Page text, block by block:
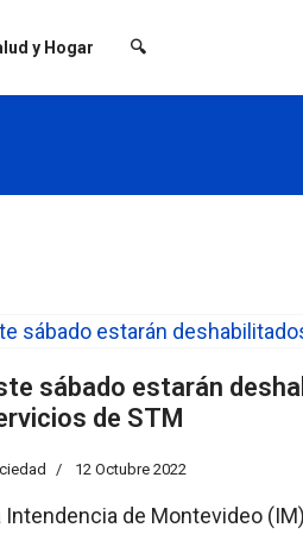
y Hogar 🔍
sábado estarán
de STM
12 Octubre 2022
Intendencia de Montevideo